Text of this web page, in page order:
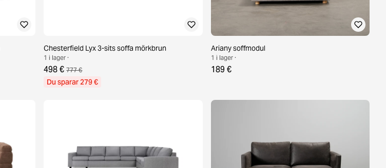
Chesterfield Lyx 3-sits soffa mörkbrun
1 i lager ·
498 € 777 €
Du sparar 279 €
Ariany soffmodul
1 i lager ·
189 €